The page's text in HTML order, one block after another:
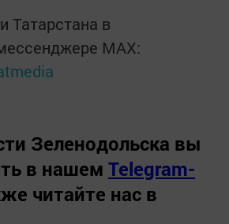
Татарстана в
MАХ:
Зеленодольска вы
в нашем Telegram-
читайте нас в